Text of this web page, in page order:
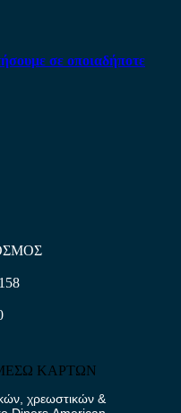
σε οποιαδήποτε
ΚΑΡΤΩΝ
χρεωστικών &